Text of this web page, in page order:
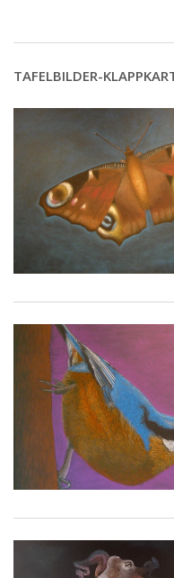
TAFELBILDER-